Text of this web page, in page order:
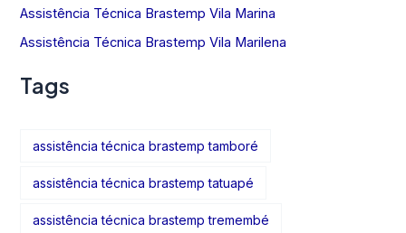
Assistência Técnica Brastemp Vila Marina
Assistência Técnica Brastemp Vila Marilena
Tags
assistência técnica brastemp tamboré
assistência técnica brastemp tatuapé
assistência técnica brastemp tremembé